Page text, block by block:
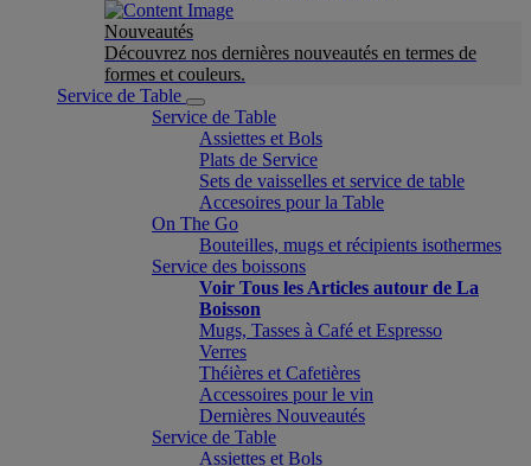
Nouveautés
Découvrez nos dernières nouveautés en termes de
formes et couleurs.
Service de Table
Service de Table
Assiettes et Bols
Plats de Service
Sets de vaisselles et service de table
Accesoires pour la Table
On The Go
Bouteilles, mugs et récipients isothermes
Service des boissons
Voir Tous les Articles autour de La
Boisson
Mugs, Tasses à Café et Espresso
Verres
Théières et Cafetières
Accessoires pour le vin
Dernières Nouveautés
Service de Table
Assiettes et Bols